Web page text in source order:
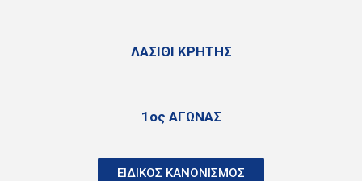
ΛΑΣΙΘΙ ΚΡΗΤΗΣ
1ος ΑΓΩΝΑΣ
ΕΙΔΙΚΟΣ ΚΑΝΟΝΙΣΜΟΣ